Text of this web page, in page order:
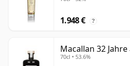
1.948 € ?
Macallan 32
70cl • 53.6%